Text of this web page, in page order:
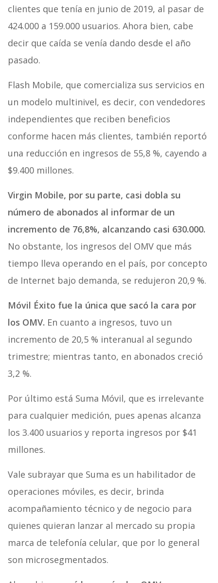
clientes que tenía en junio de 2019, al pasar de
424.000 a 159.000 usuarios. Ahora bien, cabe
decir que caída se venía dando desde el año
pasado.
Flash Mobile, que comercializa sus servicios en
un modelo multinivel, es decir, con vendedores
independientes que reciben beneficios
conforme hacen más clientes, también reportó
una reducción en ingresos de 55,8 %, cayendo a
$9.400 millones.
Virgin Mobile, por su parte, casi dobla su
número de abonados al informar de un
incremento de 76,8%, alcanzando casi 630.000.
No obstante, los ingresos del OMV que más
tiempo lleva operando en el país, por concepto
de Internet bajo demanda, se redujeron 20,9 %.
Móvil Éxito fue la única que sacó la cara por
los OMV. En cuanto a ingresos, tuvo un
incremento de 20,5 % interanual al segundo
trimestre; mientras tanto, en abonados creció
3,2 %.
Por último está Suma Móvil, que es irrelevante
para cualquier medición, pues apenas alcanza
los 3.400 usuarios y reporta ingresos por $41
millones.
Vale subrayar que Suma es un habilitador de
operaciones móviles, es decir, brinda
acompañamiento técnico y de negocio para
quienes quieran lanzar al mercado su propia
marca de telefonía celular, que por lo general
son microsegmentados.